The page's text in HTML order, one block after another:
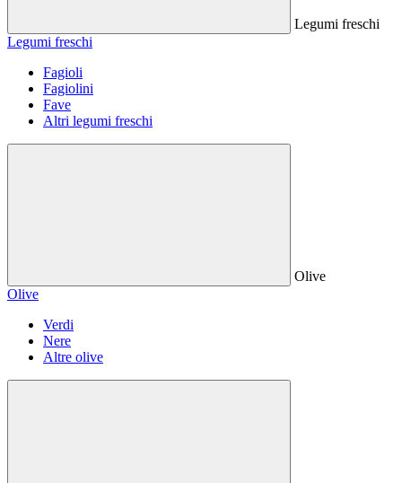
Legumi freschi
Legumi freschi
Fagioli
Fagiolini
Fave
Altri legumi freschi
Olive
Olive
Verdi
Nere
Altre olive